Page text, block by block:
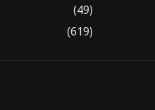
(49)
(619)